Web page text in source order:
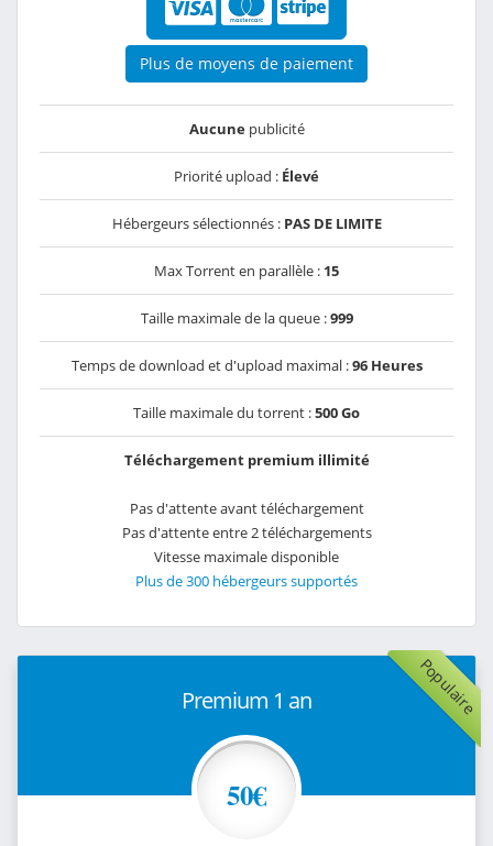
Plus de moyens de paiement
Aucunepublicité
Priorité upload : Élevé
Hébergeurs sélectionnés : PAS DE LIMITE
Max Torrent en parallèle : 15
Taille maximale de la queue :999
Temps de download et d'upload maximal :96 Heures
Taille maximale du torrent :500 Go
Téléchargement premium illimité
Pas d'attente avant téléchargement
Pas d'attente entre 2 téléchargements
Vitesse maximale disponible
Plus de 300 hébergeurs supportés
Populaire
Premium 1 an
50€